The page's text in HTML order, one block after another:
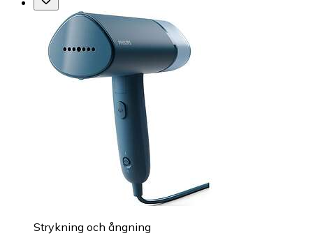
Strykning och ångning